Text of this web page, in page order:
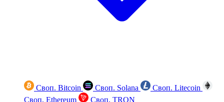
Своп. Bitcoin Своп. Solana
Своп. Litecoin
Своп. Ethereum
Своп. TRON